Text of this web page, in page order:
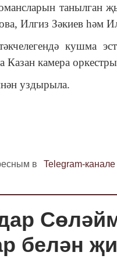
танылган
Илгиз Зәкиев һәм
кушма
камера оркестры
уздырыла.
в Telegram-канале
белән